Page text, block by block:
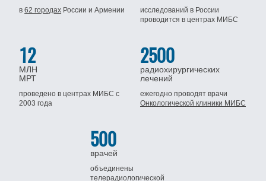
в62 городах Россиии Армении
исследований в России
проводится в центрах МИБС
12
МЛН
МРТ
проведено в центрах МИБСс
2003 года
2500
радиохирургических
лечений
ежегодно проводят врачи
Онкологической клиники МИБС
500
врачей
объединены
телерадиологической